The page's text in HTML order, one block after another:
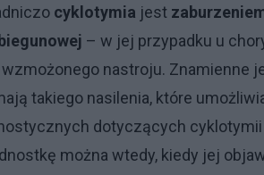
cyklotymia jest
– w jej przypadku u
nastroju. Znamienne
takiego nasilenia, które
dotyczących
można wtedy, kiedy jej